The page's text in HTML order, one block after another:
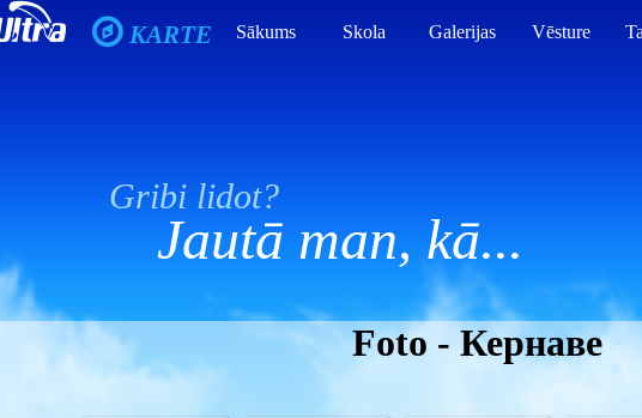
KARTE Sākums Skola Galerijas Vēsture
Gribi lidot?
Jautā man, kā...
Foto - Кернаве